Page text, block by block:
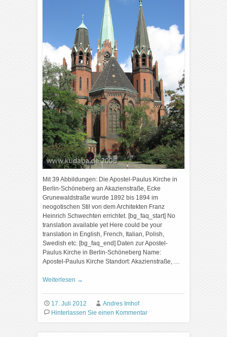
Mit 39 Abbildungen: Die Apostel-Paulus Kirche in
Berlin-Schöneberg an Akazienstraße, Ecke
Grunewaldstraße wurde 1892 bis 1894 im
neogotischen Stil von dem Architekten Franz
Heinrich Schwechten errichtet. [bg_faq_start] No
translation available yet Here could be your
translation in English, French, Italian, Polish,
Swedish etc. [bg_faq_end] Daten zur Apostel-
Paulus Kirche in Berlin-Schöneberg Name:
Apostel-Paulus Kirche Standort: Akazienstraße, …
Weiterlesen →
17. Juli 2012
Andres Imhof
Hinterlassen Sie einen Kommentar